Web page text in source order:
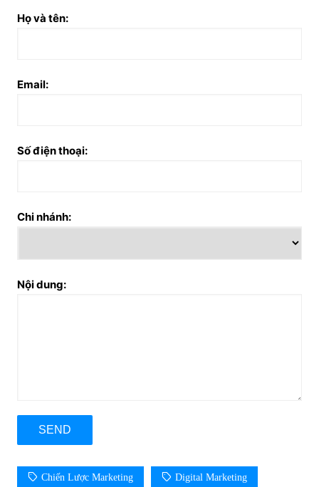
Họ và tên:
Email:
Số điện thoại:
Chi nhánh:
Nội dung:
Chiến Lược Marketing Digital Marketing